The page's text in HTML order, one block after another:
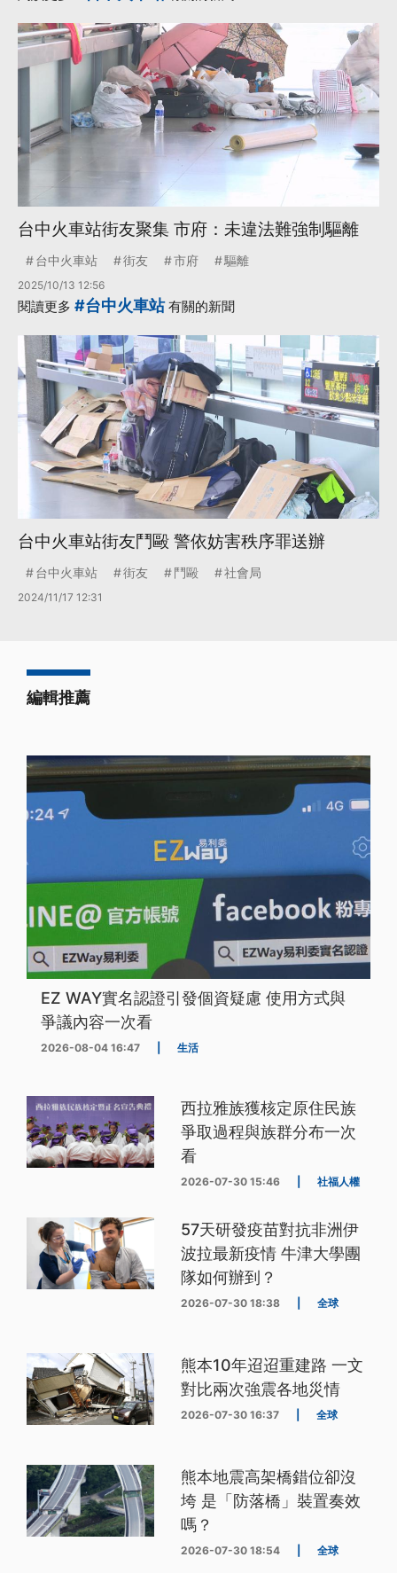
台中火車站街友聚集 市府：未違法難強制驅離
台中火車站 街友 市府 驅離
2025/10/13 12:56
閱讀更多 #台中火車站有關的新聞
台中火車站街友鬥毆 警依妨害秩序罪送辦
台中火車站 街友 鬥毆 社會局
2024/11/17 12:31
編輯推薦
EZ WAY實名認證引發個資疑慮 使用方式與
爭議內容一次看
2026-08-04 16:47 生活
西拉雅族獲核定原住民族
爭取過程與族群分布一次
看
2026-07-30 15:46 社福人權
57天研發疫苗對抗非洲伊
波拉最新疫情 牛津大學團
隊如何辦到？
2026-07-30 18:38 全球
熊本10年迢迢重建路 一文
對比兩次強震各地災情
2026-07-30 16:37 全球
熊本地震高架橋錯位卻沒
垮 是「防落橋」裝置奏效
嗎？
2026-07-30 18:54 全球